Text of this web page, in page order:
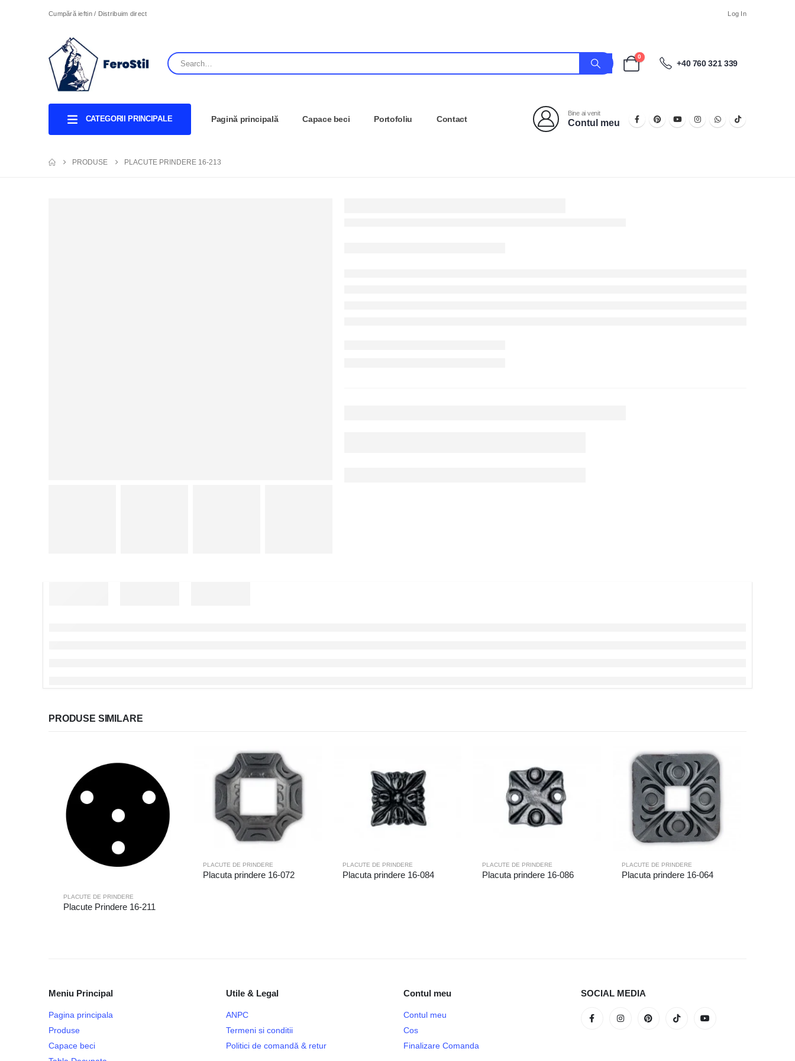
Cumpără ieftin / Distribuim direct Log In
0
+40 760 321 339
CATEGORII PRINCIPALE Pagină principală Capace beci Portofoliu Contact
Bine ai venit
Contul meu
PRODUSE PLACUTE PRINDERE 16-213
PRODUSE SIMILARE
PLACUTE DE PRINDERE
Placute Prindere 16-211
PLACUTE DE PRINDERE
Placuta prindere 16-072
PLACUTE DE PRINDERE
Placuta prindere 16-084
PLACUTE DE PRINDERE
Placuta prindere 16-086
PLACUTE DE PRINDERE
Placuta prindere 16-064
Meniu Principal
Pagina principala
Produse
Capace beci
Utile & Legal
ANPC
Termeni si conditii
Politici de comandă & retur
Contul meu
Contul meu
Cos
Finalizare Comanda
SOCIAL MEDIA